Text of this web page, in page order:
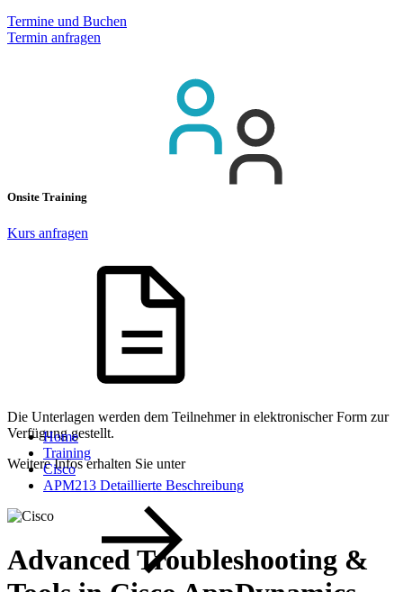
Termine und Buchen
Termin anfragen
Onsite Training
Kurs anfragen
Die Unterlagen werden dem Teilnehmer in elektronischer Form zur
Verfügung gestellt.
Weitere Infos erhalten Sie unter
Home
Training
Cisco
APM213 Detaillierte Beschreibung
Advanced Troubleshooting &